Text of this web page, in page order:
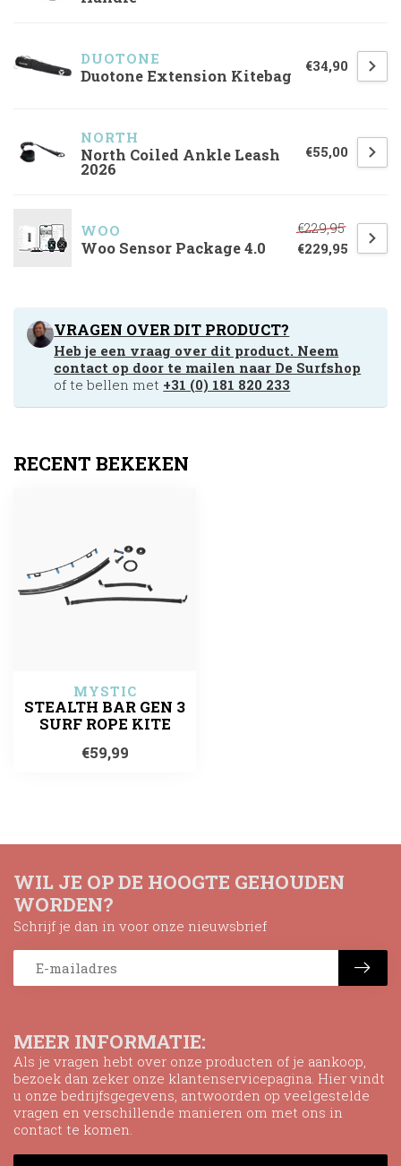
DUOTONE
Duotone Extension Kitebag
€34,90
NORTH
North Coiled Ankle Leash
2026
€55,00
WOO
Woo Sensor Package 4.0
€229,95
€229,95
VRAGEN OVER DIT PRODUCT?
Heb je een vraag over dit product. Neem
contact op door te mailen naar De Surfshop
of te bellen met +31 (0) 181 820 233
RECENT BEKEKEN
MYSTIC
STEALTH BAR GEN 3
SURF ROPE KITE
€59,99
MEER INFORMATIE:
Als je vragen hebt over onze producten of je aankoop,
bezoek dan zeker onze klantenservicepagina. Hier vindt
u onze bedrijfsgegevens, antwoorden op veelgestelde
vragen en verschillende manieren om met ons in
contact te komen.
WIL JE OP DE HOOGTE GEHOUDEN
WORDEN?
Schrijf je dan in voor onze nieuwsbrief